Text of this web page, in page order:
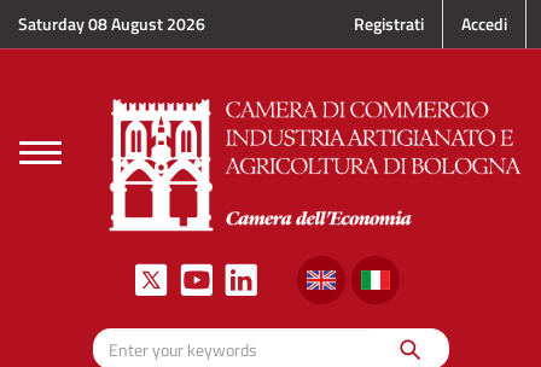
Saturday 08 August 2026 Registrati Accedi
Toggle
navigation
Search